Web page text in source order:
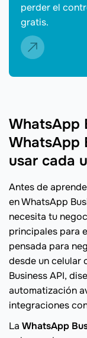
perder el
gratis.
WhatsApp
WhatsApp
usar cada
Antes de
en WhatsApp
necesita tu
principales para
pensada para
desde un celular
Business API,
automatización
integraciones
La WhatsApp